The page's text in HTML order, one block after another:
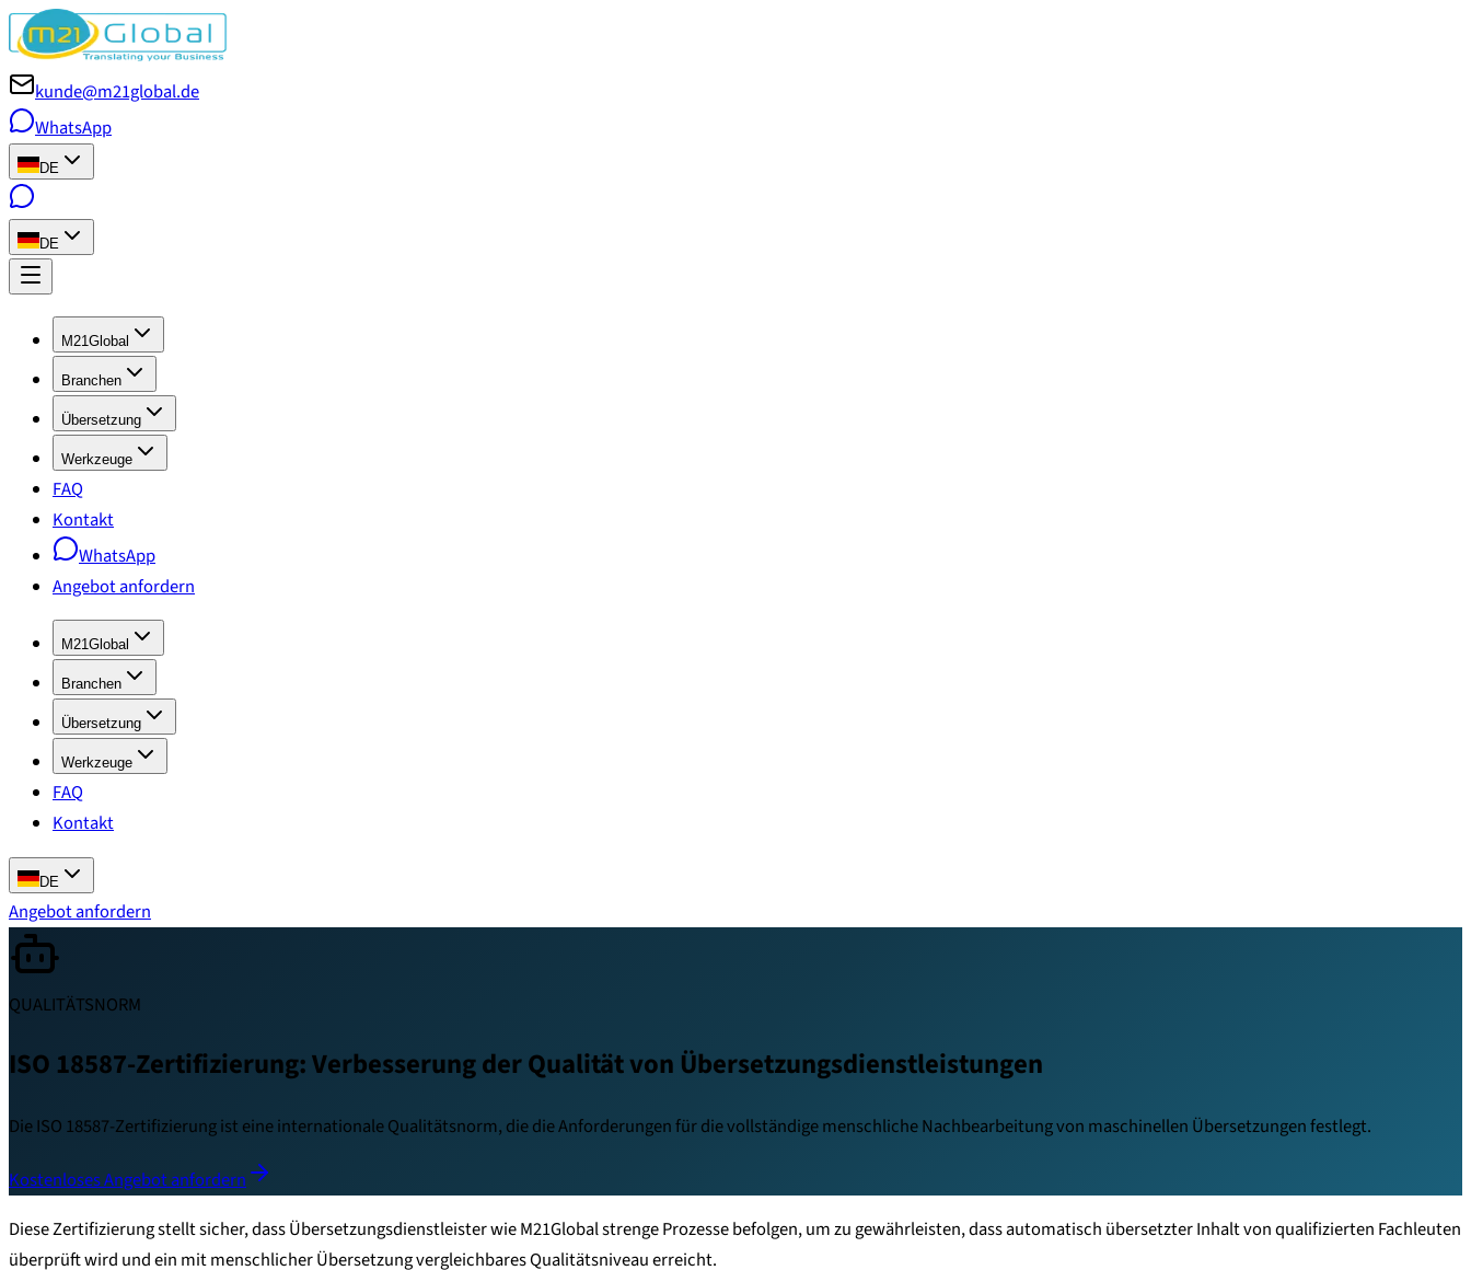
kunde@m21global.de
WhatsApp
DE
DE
M21Global
Branchen
Übersetzung
Werkzeuge
FAQ
Kontakt
WhatsApp
Angebot anfordern
M21Global
Branchen
Übersetzung
Werkzeuge
FAQ
Kontakt
DE
Angebot anfordern
QUALITÄTSNORM
ISO 18587-Zertifizierung: Verbesserung der Qualität von Übersetzungsdienstleistungen
Die ISO 18587-Zertifizierung ist eine internationale Qualitätsnorm, die die Anforderungen für die vollständige menschliche Nachbearbeitung von maschinellen Übersetzungen festlegt.
Kostenloses Angebot anfordern
Diese Zertifizierung stellt sicher, dass Übersetzungsdienstleister wie M21Global strenge Prozesse befolgen, um zu gewährleisten, dass automatisch übersetzter Inhalt von qualifizierten Fachleuten
überprüft wird und ein mit menschlicher Übersetzung vergleichbares Qualitätsniveau erreicht.